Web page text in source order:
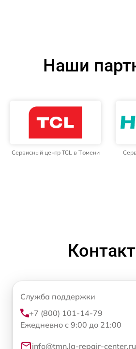
Наши
Сервисный центр TCL в Тюмени
Служба поддержки
+7 (800) 101-14-79
Ежедневно с 9:00 до 21:00
info@tmn.lg-repair-center.ru